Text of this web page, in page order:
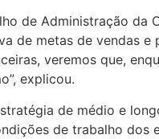
de Administração
de metas de vendas
veremos que,
explicou.
de médio e
de trabalho